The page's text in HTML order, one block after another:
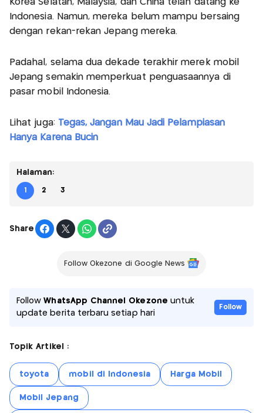
Korea Selatan, Malaysia, dan China telah datang ke
Indonesia. Namun, mereka belum mampu bersaing
dengan rekan-rekan Jepang mereka.
Padahal, selama dua dekade terakhir merek mobil
Jepang semakin memperkuat penguasaannya di
pasar mobil Indonesia.
Lihat juga: Tegas, Jangan Mau Jadi Pelampiasan
Hanya Karena Bucin
Halaman:
1 2 3
Share
Follow Okezone di Google News
FollowWhatsApp Channel Okezone untuk
update berita terbaru setiap hari
Follow
Topik Artikel :
toyota mobil di Indonesia Harga Mobil
Mobil Jepang